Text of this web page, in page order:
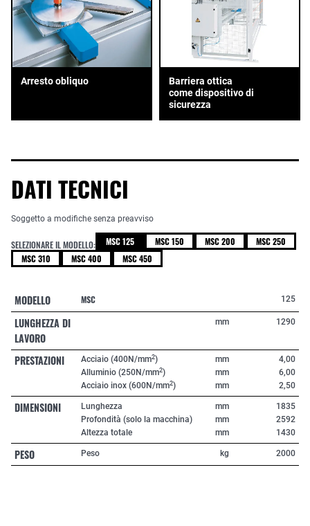
Arresto obliquo
Barriera ottica
come dispositivo di
sicurezza
DATI TECNICI
Soggetto a modifiche senza preavviso
SELEZIONARE IL MODELLO: MSC 125 MSC 150 MSC 200
MSC 250
MSC 310
MSC 400 MSC 450
MODELLO MSC 125
LUNGHEZZA DI
LAVORO
mm 1290
PRESTAZIONI Acciaio (400N/mm2)
Alluminio (250N/mm2)
Acciaio inox (600N/mm2)
mm
mm
mm
4,00
6,00
2,50
DIMENSIONI
Lunghezza
Profondità (solo la macchina)
Altezza totale
mm
mm
mm
1835
2592
1430
PESO Peso kg 2000